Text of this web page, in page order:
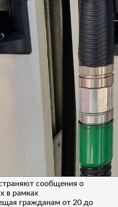
сообщения о
в рамках
гражданам от 20 до